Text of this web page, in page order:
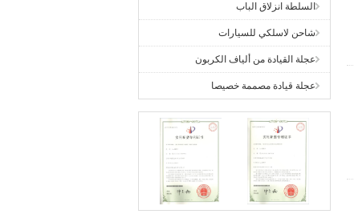
السلطة انزلاق الباب
شاحن لاسلكي للسيارات
عجلة القيادة من ألياف الكربون
عجلة قيادة مصممة خصيصا